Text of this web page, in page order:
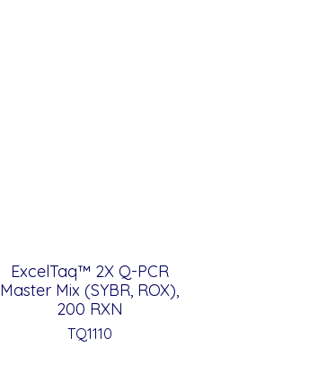
ExcelTaq™ 2X Q-PCR
Master Mix (SYBR, ROX),
200 RXN
TQ1110